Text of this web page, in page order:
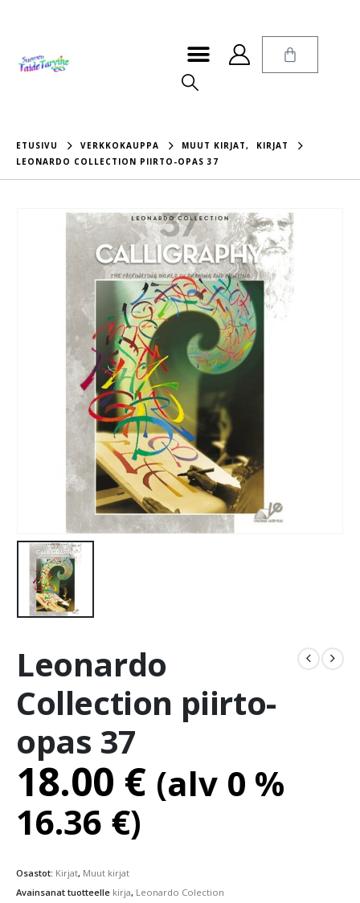
ETUSIVU VERKKOKAUPPA MUUT KIRJAT,
KIRJAT
LEONARDO COLLECTION PIIRTO-OPAS 37
Leonardo
Collection piirto-
opas 37
18.00 € (alv 0 %
16.36 €)
Osastot: Kirjat, Muut kirjat
Avainsanat tuotteelle kirja, Leonardo Colection